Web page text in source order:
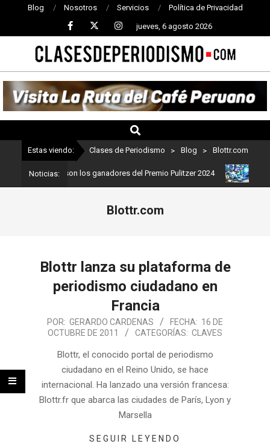
Blog Nosotros Servicios Política de Privacidad
jueves, 6 agosto 2026
CLASES
DE
PERIODISMO
Estas viendo: Clases de Periodismo > Blog > Blottr.com
Noticias:
Estos son los ganadores del Premio Pulitzer 2024
Blottr.com
Blottr lanza su plataforma de
periodismo ciudadano en
Francia
POR: GERARDO CARDENAS FECHA: 16 DE
OCTUBRE DE 2011
CATEGORÍAS: CLAVES
Blottr, el conocido portal de periodismo
ciudadano en el Reino Unido, se hace
internacional. Ha lanzado una versión francesa:
Blottr.fr que abarca las ciudades de París, Lyon y
Marsella
SEGUIR LEYENDO